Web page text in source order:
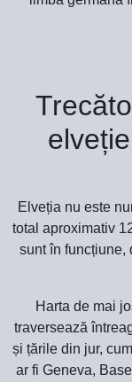
Elveția nu este
total aproximativ
sunt în funcțiune,
Harta de mai
traversează
și țările din jur,
ar fi Geneva,